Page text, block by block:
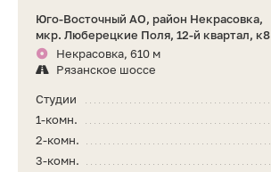
Юго-Восточный АО, район Некрасовка,
мкр. Люберецкие Поля, 12-й квартал, к8
Некрасовка, 610 м
Рязанское шоссе
Студии
1-комн.
2-комн.
3-комн.